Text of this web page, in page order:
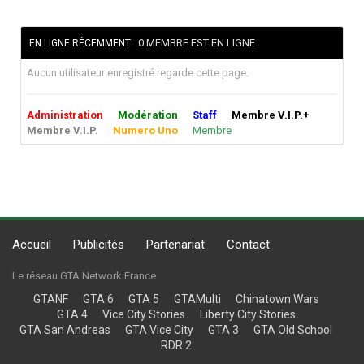
EN LIGNE RÉCEMMENT 0 MEMBRE EST EN LIGNE
Aucun utilisateur enregistré regarde cette page.
Administration Modération Staff
Membre V.I.P.+
Membre V.I.P.
Numero Uno Membre
Accueil Publicités Partenariat Contact
Le réseau GTA Network France
GTANF GTA 6 GTA 5 GTAMulti
Chinatown Wars
GTA 4
Vice City Stories
Liberty City Stories
GTA San Andreas
GTA Vice City GTA 3
GTA Old School
RDR 2